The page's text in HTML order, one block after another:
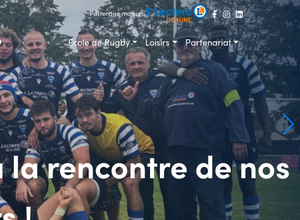
Partenaire majeur
Ecole de Rugby Loisirs Partenariat
la rencontre de nos